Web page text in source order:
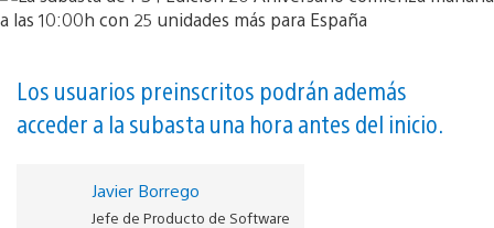
Los usuarios preinscritos podrán además
acceder a la subasta una hora antes del inicio.
Javier Borrego
Jefe de Producto de Software